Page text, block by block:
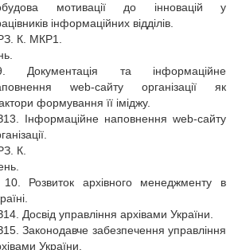
мотивації до інновацій у
інформаційних відділів.
К. МКР1.
Документація та інформаційне
web-сайту організації як
формування її іміджу.
Інформаційне наповнення web-сайту
К.
Розвиток архівного менеджменту в
Досвід управління архівами України.
Законодавче забезпечення управління
України.